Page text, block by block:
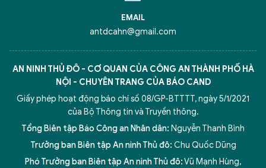
EMAIL
antdcahn@gmail.com
AN NINH THỦ ĐÔ - CƠ QUAN CỦA CÔNG AN THÀNH PHỐ HÀ
NỘI - CHUYÊN TRANG CỦA BÁO CAND
Giấy phép hoạt động báo chí số 08/GP-BTTTT, ngày 5/1/2021
của Bộ Thông tin và Truyền thông.
Tổng Biên tập Báo Công an Nhân dân: Nguyễn Thanh Bình
Trưởng ban Biên tập An ninh Thủ đô: Chu Quốc Dũng
Phó Trưởng ban Biên tập An ninh Thủ đô:Vũ Mạnh Hùng,